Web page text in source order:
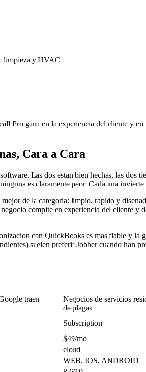
limpieza y HVAC.
Pro gana en la experiencia del cliente y
Cara a Cara
Las dos estan bien hechas, las dos
es claramente peor. Cada una
de la categoria: limpio, rapido y
compite en experiencia del cliente
con QuickBooks es mas fiable y la
suelen preferir Jobber cuando han
traen
Negocios de servicios
de plagas
Subscription
$49/mo
cloud
WEB, IOS, ANDROID